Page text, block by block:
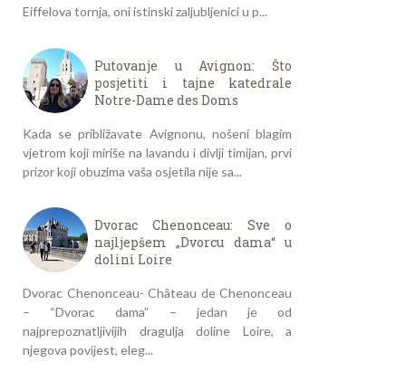
Eiffelova tornja, oni istinski zaljubljenici u p...
Putovanje u Avignon: Što
posjetiti i tajne katedrale
Notre-Dame des Doms
Kada se približavate Avignonu, nošeni blagim
vjetrom koji miriše na lavandu i divlji timijan, prvi
prizor koji obuzima vaša osjetila nije sa...
Dvorac Chenonceau: Sve o
najljepšem „Dvorcu dama“ u
dolini Loire
Dvorac Chenonceau- Château de Chenonceau
– “Dvorac dama” – jedan je od
najprepoznatljivijih dragulja doline Loire, a
njegova povijest, eleg...